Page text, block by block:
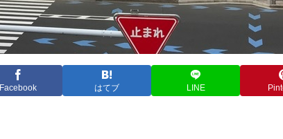
Facebook はてブ LINE